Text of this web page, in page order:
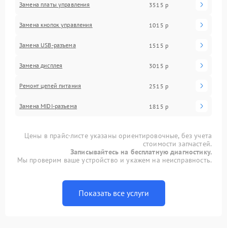
Замена платы управления 3515 р
Замена кнопок управления 1015 р
Замена USB-разъема 1515 р
Замена дисплея 3015 р
Ремонт цепей питания 2515 р
Замена MIDI-разъема 1815 р
Цены в прайс-листе указаны ориентировочные, без учета
стоимости запчастей.
Записывайтесь на бесплатную диагностику.
Мы проверим ваше устройство и укажем на неисправность.
Показать все услуги